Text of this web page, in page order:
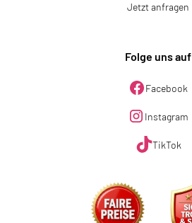
Jetzt anfragen
Folge uns auf
Facebook
Instagram
TikTok